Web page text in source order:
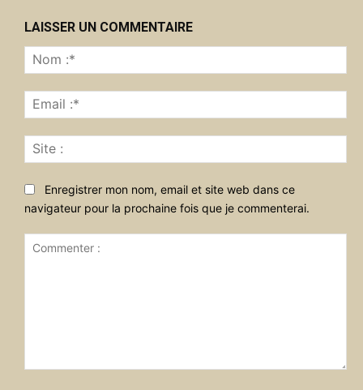
LAISSER UN COMMENTAIRE
:*
:*
:
Enregistrer mon nom, email et site web dans ce
navigateur pour la prochaine fois que je commenterai.